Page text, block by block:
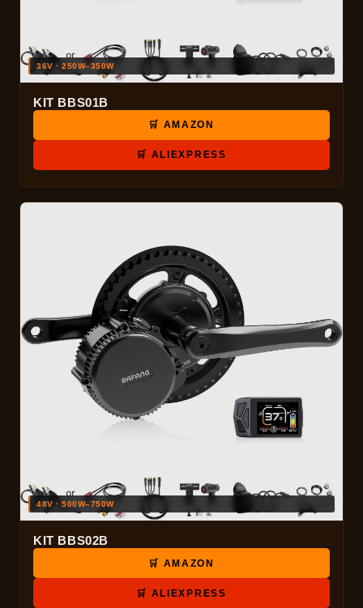
36V · 250W–350W
KIT BBS01B
🛒 AMAZON
🛒 ALIEXPRESS
48V · 500W–750W
KIT BBS02B
🛒 AMAZON
🛒 ALIEXPRESS